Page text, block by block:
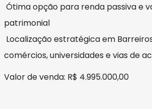
Ótima opção para renda passiva e
patrimonial
Localização estratégica em
comércios, universidades e vias de
Valor de venda: R$ 4.995.000,00